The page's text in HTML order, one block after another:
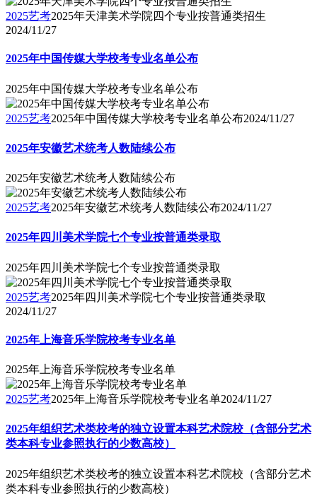
2025艺考2025年天津美术学院四个专业按普通类招生
2024/11/27
2025年中国传媒大学校考专业名单公布
2025年中国传媒大学校考专业名单公布
2025艺考2025年中国传媒大学校考专业名单公布2024/11/27
2025年安徽艺术统考人数陆续公布
2025年安徽艺术统考人数陆续公布
2025艺考2025年安徽艺术统考人数陆续公布2024/11/27
2025年四川美术学院七个专业按普通类录取
2025年四川美术学院七个专业按普通类录取
2025艺考2025年四川美术学院七个专业按普通类录取
2024/11/27
2025年上海音乐学院校考专业名单
2025年上海音乐学院校考专业名单
2025艺考2025年上海音乐学院校考专业名单2024/11/27
2025年组织艺术类校考的独立设置本科艺术院校（含部分艺术
类本科专业参照执行的少数高校）
2025年组织艺术类校考的独立设置本科艺术院校（含部分艺术
类本科专业参照执行的少数高校）